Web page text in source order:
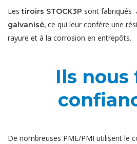
Les tiroirs STOCK3P sont fabriqués
galvanisé, ce qui leur confère une
rayure et à la corrosion en entrepôts.
Ils
De nombreuses PME/PMI utilisent le